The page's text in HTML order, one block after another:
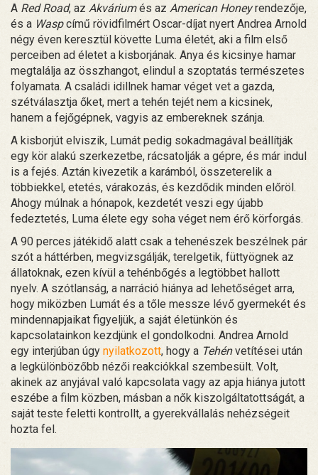
A Red Road, az Akváriumés az American Honeyrendezője,
és a Waspcímű rövidfilmért Oscar-díjat nyert Andrea Arnold
négy éven keresztül követte Luma életét, aki a film első
perceiben ad életet a kisborjának. Anya és kicsinye hamar
megtalálja az összhangot, elindul a szoptatás természetes
folyamata. A családi idillnek hamar véget vet a gazda,
szétválasztja őket, mert a tehén tejét nem a kicsinek,
hanem a fejőgépnek, vagyis az embereknek szánja.
A kisborjút elviszik, Lumát pedig sokadmagával beállítják
egy kör alakú szerkezetbe, rácsatolják a gépre, és már indul
is a fejés. Aztán kivezetik a karámból, összeterelik a
többiekkel, etetés, várakozás, és kezdődik minden előröl.
Ahogy múlnak a hónapok, kezdetét veszi egy újabb
fedeztetés, Luma élete egy soha véget nem érő körforgás.
A 90 perces játékidő alatt csak a tehenészek beszélnek pár
szót a háttérben, megvizsgálják, terelgetik, füttyögnek az
állatoknak, ezen kívül a tehénbőgés a legtöbbet hallott
nyelv. A szótlanság, a narráció hiánya ad lehetőséget arra,
hogy miközben Lumát és a tőle messze lévő gyermekét és
mindennapjaikat figyeljük, a saját életünkön és
kapcsolatainkon kezdjünk el gondolkodni. Andrea Arnold
egy interjúban úgy nyilatkozott, hogy a Tehénvetítései után
a legkülönbözőbb nézői reakciókkal szembesült. Volt,
akinek az anyjával való kapcsolata vagy az apja hiánya jutott
eszébe a film közben, másban a nők kiszolgáltatottságát, a
saját teste feletti kontrollt, a gyerekvállalás nehézségeit
hozta fel.